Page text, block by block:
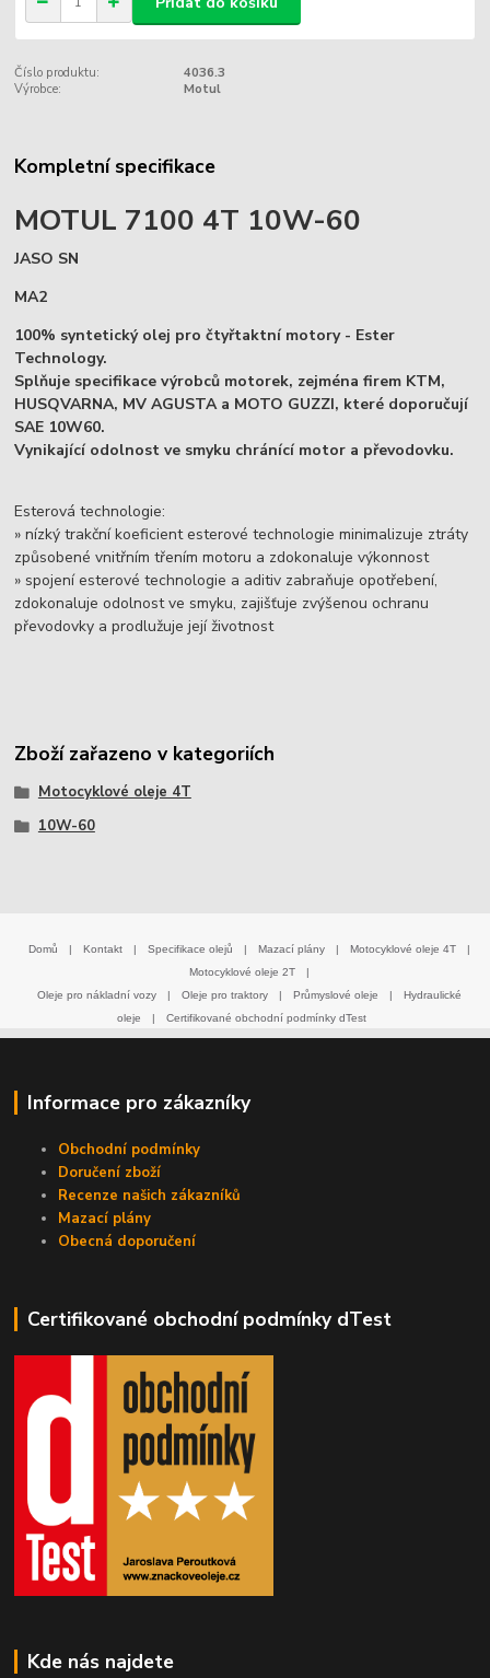
Číslo produktu:
4036.3
Výrobce:
Motul
Kompletní specifikace
MOTUL 7100 4T 10W-60
JASO SN
MA2
100% syntetický olej pro čtyřtaktní motory - Ester
Technology.
Splňuje specifikace výrobců motorek, zejména firem KTM,
HUSQVARNA, MV AGUSTA a MOTO GUZZI, které doporučují
SAE 10W60.
Vynikající odolnost ve smyku chránící motor a převodovku.
Esterová technologie:
» nízký trakční koeficient esterové technologie minimalizuje ztráty
způsobené vnitřním třením motoru a zdokonaluje výkonnost
» spojení esterové technologie a aditiv zabraňuje opotřebení,
zdokonaluje odolnost ve smyku, zajišťuje zvýšenou ochranu
převodovky a prodlužuje její životnost
Zboží zařazeno v kategoriích
Motocyklové oleje 4T
10W-60
Domů | Kontakt | Specifikace olejů | Mazací plány | Motocyklové oleje 4T
|
Motocyklové oleje 2T
|
Oleje pro nákladní vozy
| Oleje pro traktory | Průmyslové oleje |
Hydraulické
oleje
| Certifikované obchodní podmínky dTest
Informace pro zákazníky
Obchodní podmínky
Doručení zboží
Recenze našich zákazníků
Mazací plány
Obecná doporučení
Certifikované obchodní podmínky dTest
Kde nás najdete